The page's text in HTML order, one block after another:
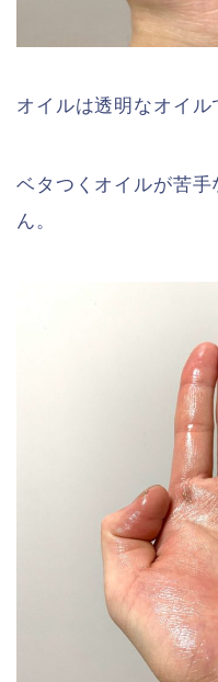
オイルは透明なオイル
ベタつくオイルが苦
ん。